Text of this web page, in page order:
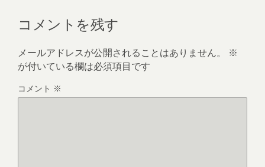
コメントを残す
メールアドレスが公開されることはありません。
※
が付いている欄は必須項目です
コメント ※